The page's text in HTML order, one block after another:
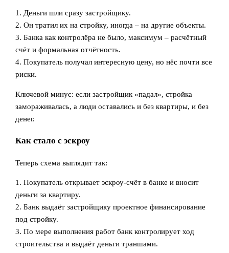
1. Деньги шли сразу застройщику.
2. Он тратил их на стройку, иногда – на другие объекты.
3. Банка как контролёра не было, максимум – расчётный
счёт и формальная отчётность.
4. Покупатель получал интересную цену, но нёс почти все
риски.
Ключевой минус: если застройщик «падал», стройка
замораживалась, а люди оставались и без квартиры, и без
денег.
Как стало с эскроу
Теперь схема выглядит так:
1. Покупатель открывает эскроу-счёт в банке и вносит
деньги за квартиру.
2. Банк выдаёт застройщику проектное финансирование
под стройку.
3. По мере выполнения работ банк контролирует ход
строительства и выдаёт деньги траншами.